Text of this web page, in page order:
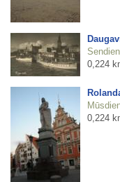
0,224
0,224